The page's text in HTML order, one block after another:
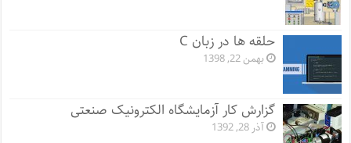
حلقه ها در زبان C
بهمن 22, 1398
گزارش کار آزمایشگاه الکترونیک صنعتی
آذر 28, 1392